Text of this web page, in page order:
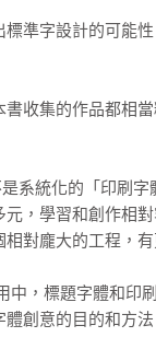
準字設計的可能性
收集的作品都相當
系統化的「印刷字
，學習和創作相
對龐大的工程，
，標題字體和印
創意的目的和方法